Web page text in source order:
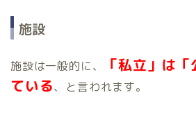
施設
施設は一般的に、
「私立」は
ている、と言われます。